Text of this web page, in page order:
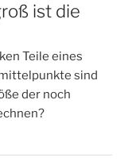
ist die
Teile eines
sind
der noch